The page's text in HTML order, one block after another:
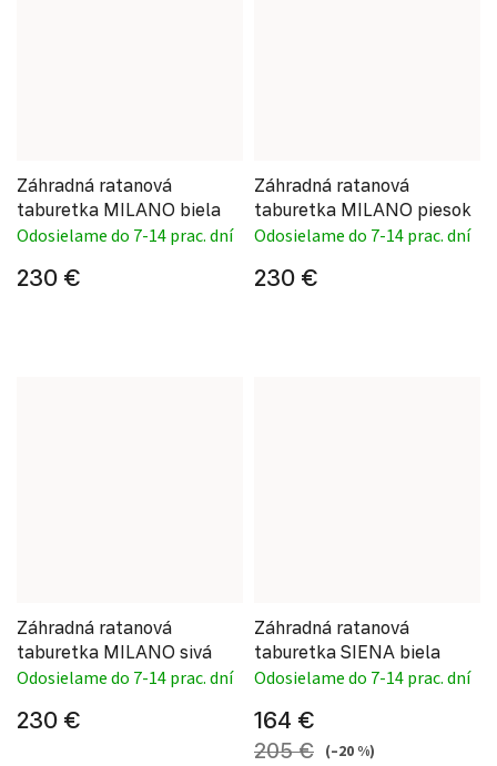
Záhradná ratanová
taburetka MILANO biela
Odosielame do 7-14 prac. dní
230 €
Záhradná ratanová
taburetka MILANO piesok
Odosielame do 7-14 prac. dní
230 €
Záhradná ratanová
taburetka MILANO sivá
Odosielame do 7-14 prac. dní
230 €
Záhradná ratanová
taburetka SIENA biela
Odosielame do 7-14 prac. dní
164 €
205 € (–20 %)